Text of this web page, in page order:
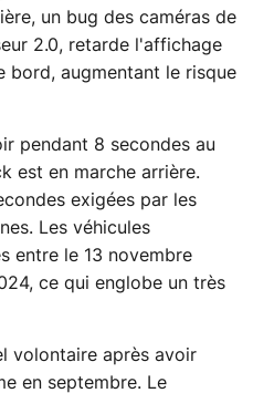
un bug des caméras de
2.0, retarde l'affichage
bord, augmentant le risque
pendant 8 secondes au
est en marche arrière.
exigées par les
Les véhicules
entre le 13 novembre
ce qui englobe un très
volontaire après avoir
en septembre. Le